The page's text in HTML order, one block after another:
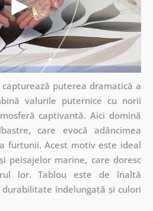
puterea dramatică a
valurile puternice cu norii
captivantă. Aici domină
care evocă adâncimea
furtunii. Acest motiv este ideal
peisajelor marine, care doresc
lor. Tablou este de înaltă
îndelungată și culori